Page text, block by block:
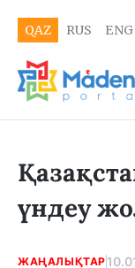
QAZ RUS ENG
үндеу
ЖАҢАЛЫҚТАР